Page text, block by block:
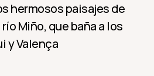
hermosos paisajes de
Miño, que baña a los
y Valença